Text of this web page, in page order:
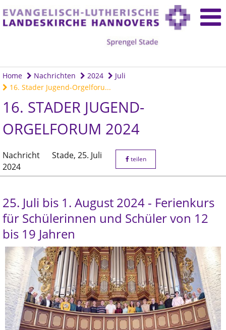
Home Nachrichten 2024
Juli
16. Stader Jugend-Orgelforu...
16. STADER JUGEND-
ORGELFORUM 2024
Nachricht Stade, 25. Juli
2024
teilen
25. Juli bis 1. August 2024 - Ferienkurs
für Schülerinnen und Schüler von 12
bis 19 Jahren